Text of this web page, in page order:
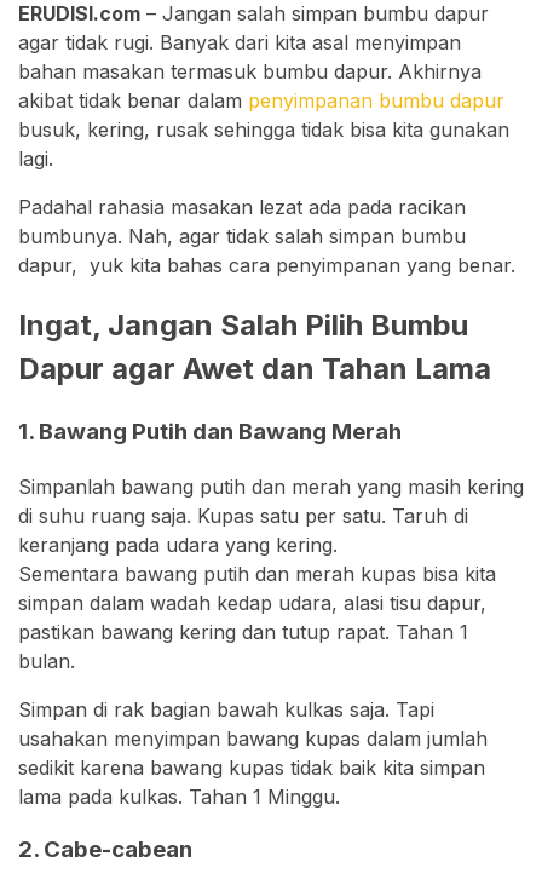
ERUDISI.com – Jangan salah simpan bumbu dapur
agar tidak rugi. Banyak dari kita asal menyimpan
bahan masakan termasuk bumbu dapur. Akhirnya
akibat tidak benar dalam penyimpanan bumbu dapur
busuk, kering, rusak sehingga tidak bisa kita gunakan
lagi.
Padahal rahasia masakan lezat ada pada racikan
bumbunya. Nah, agar tidak salah simpan bumbu
dapur, yuk kita bahas cara penyimpanan yang benar.
Ingat, Jangan Salah Pilih Bumbu
Dapur agar Awet dan Tahan Lama
1. Bawang Putih dan Bawang Merah
Simpanlah bawang putih dan merah yang masih kering
di suhu ruang saja. Kupas satu per satu. Taruh di
keranjang pada udara yang kering.
Sementara bawang putih dan merah kupas bisa kita
simpan dalam wadah kedap udara, alasi tisu dapur,
pastikan bawang kering dan tutup rapat. Tahan 1
bulan.
Simpan di rak bagian bawah kulkas saja. Tapi
usahakan menyimpan bawang kupas dalam jumlah
sedikit karena bawang kupas tidak baik kita simpan
lama pada kulkas. Tahan 1 Minggu.
2. Cabe-cabean